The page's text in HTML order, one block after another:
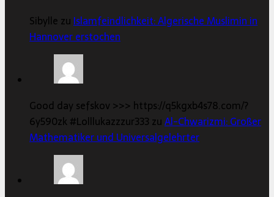
Sibylle zu Islamfeindlichkeit: Algerische Muslimin in
Hannover erstochen
Good day sefskov >>> https://q5kgxb4s78.com/?
6y590zk #Lolllukazzzur333 zuAl-Chwarizmi: Großer
Mathematiker und Universalgelehrter